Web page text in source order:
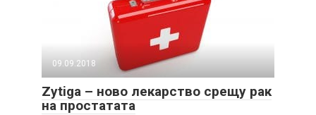
09.09.2018
Zytiga – ново лекарство срещу рак
на простатата